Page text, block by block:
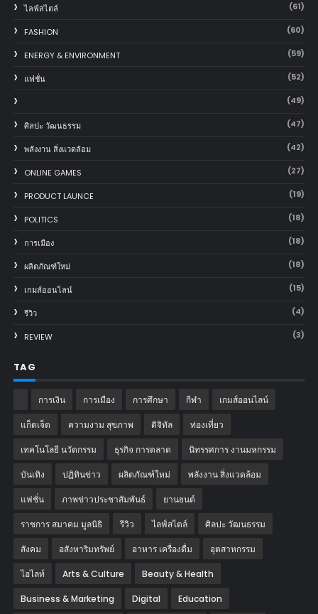
ไลฟ์สไตล์ (61)
FASHION (60)
ENERGY & ENVIRONMENT (59)
แฟชั่น (52)
(49)
ศิลปะ วัฒนธรรม (47)
พลังงาน สิ่งแวดล้อม (42)
ONLINE GAMES (27)
PRODUCT LAUNCE (19)
POLITICS (18)
การเมือง (18)
ผลิตภัณฑ์ใหม่ (18)
เกมส์ออนไลน์ (15)
รีวิว (4)
REVIEW (3)
TAG
การเงิน การเมือง การศึกษา กีฬา เกมส์ออนไลน์
แก็ตเจ็ต ความงาม สุขภาพ ดิจิทัล ท่องเที่ยว
เทคโนโลยี นวัตกรรม ธุรกิจ การตลาด นิทรรศการ งานมหกรรม
บันเทิง ปฏิทินข่าว ผลิตภัณฑ์ใหม่ พลังงาน สิ่งแวดล้อม
แฟชั่น ภาพข่าวประชาสัมพันธ์ ‎ยานยนต์‎
ราชการ สมาคม มูลนิธิ รีวิว ไลฟ์สไตล์ ศิลปะ วัฒนธรรม
สังคม อสังหาริมทรัพย์ อาหาร เครื่องดื่ม อุตสาหกรรม
ไฮไลท์ Arts & Culture Beauty & Health
Business & Marketing Digital Education